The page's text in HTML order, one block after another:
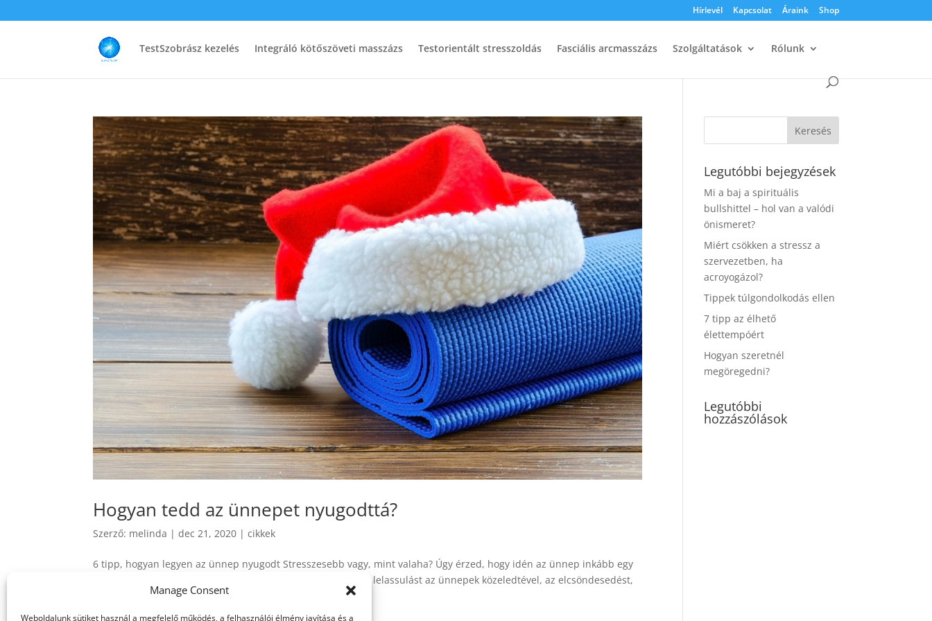
Manage Consent
Weboldalunk sütiket használ a megfelelő működés, a felhasználói élmény javítása és a
Hírlevél Kapcsolat Áraink Shop
TestSzobrász kezelés Integráló kötőszöveti masszázs Testorientált stresszoldás Fasciális arcmasszázs Szolgáltatások Rólunk
Hogyan tedd az ünnepet nyugodttá?
Szerző: melinda |dec 21, 2020 |cikkek
6 tipp, hogyan legyen az ünnep nyugodt Stresszesebb vagy, mint valaha? Úgy érzed, hogy idén az ünnep inkább egy
rossz vicc? Eleged van mindenből?Engedd meg magadnak a lelassulást az ünnepek közeledtével, az elcsöndesedést,
fogadd el természetesnek, hogy a pörgésről...
Legutóbbi bejegyzések
Mi a baj a spirituális
bullshittel – hol van a valódi
önismeret?
Miért csökken a stressz a
szervezetben, ha
acroyogázol?
Tippek túlgondolkodás ellen
7 tipp az élhető
élettempóért
Hogyan szeretnél
megöregedni?
Legutóbbi
hozzászólások